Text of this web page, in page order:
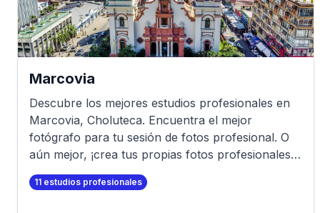
Marcovia
Descubre los mejores estudios profesionales en
Marcovia, Choluteca. Encuentra el mejor
fotógrafo para tu sesión de fotos profesional. O
aún mejor, ¡crea tus propias fotos profesionales
en minutos!
11 estudios profesionales